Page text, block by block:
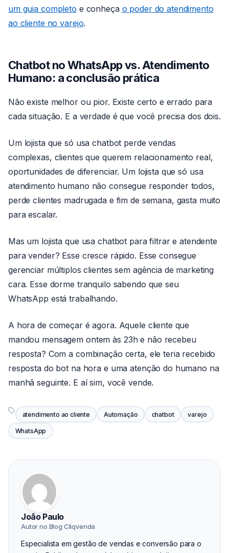
um guia completo e conheça o poder do atendimento
ao cliente no varejo.
Chatbot no WhatsApp vs. Atendimento
Humano: a conclusão prática
Não existe melhor ou pior. Existe certo e errado para
cada situação. E a verdade é que você precisa dos dois.
Um lojista que só usa chatbot perde vendas
complexas, clientes que querem relacionamento real,
oportunidades de diferenciar. Um lojista que só usa
atendimento humano não consegue responder todos,
perde clientes madrugada e fim de semana, gasta muito
para escalar.
Mas um lojista que usa chatbot para filtrar e atendente
para vender? Esse cresce rápido. Esse consegue
gerenciar múltiplos clientes sem agência de marketing
cara. Esse dorme tranquilo sabendo que seu
WhatsApp está trabalhando.
A hora de começar é agora. Aquele cliente que
mandou mensagem ontem às 23h e não recebeu
resposta? Com a combinação certa, ele teria recebido
resposta do bot na hora e uma atenção do humano na
manhã seguinte. E aí sim, você vende.
atendimento ao cliente Automação chatbot varejo
WhatsApp
João Paulo
Autor no Blog Cliqvenda
Especialista em gestão de vendas e conversão para o